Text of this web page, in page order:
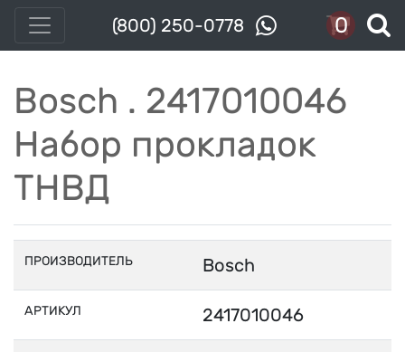
(800) 250-0778 0
Bosch . 2417010046
Набор прокладок
ТНВД
ПРОИЗВОДИТЕЛЬ Bosch
АРТИКУЛ 2417010046